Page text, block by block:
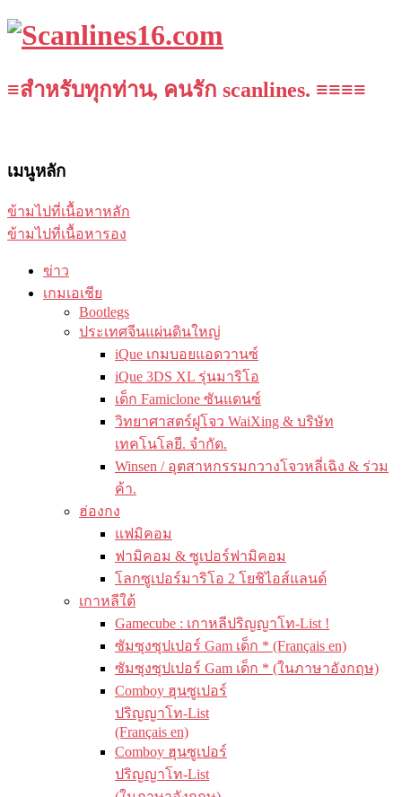
≡สำหรับทุกท่าน, คนรัก scanlines. ≡≡≡≡
เมนูหลัก
ข้ามไปที่เนื้อหาหลัก
ข้ามไปที่เนื้อหารอง
ข่าว
เกมเอเชีย
Bootlegs
ประเทศจีนแผ่นดินใหญ่
iQue เกมบอยแอดวานซ์
iQue 3DS XL รุ่นมาริโอ
เด็ก Famiclone ซันแดนซ์
วิทยาศาสตร์ฝูโจว WaiXing & บริษัท
เทคโนโลยี. จำกัด.
Winsen / อุตสาหกรรมกวางโจวหลี่เฉิง & ร่วม
ค้า.
ฮ่องกง
แฟมิคอม
ฟามิคอม & ซูเปอร์ฟามิคอม
โลกซูเปอร์มาริโอ 2 โยชิไอส์แลนด์
เกาหลีใต้
Gamecube : เกาหลีปริญญาโท-List !
ซัมซุงซุปเปอร์ Gam เด็ก * (Français en)
ซัมซุงซุปเปอร์ Gam เด็ก * (ในภาษาอังกฤษ)
Comboy ฮุนซูเปอร์
ปริญญาโท-List
(Français en)
Comboy ฮุนซูเปอร์
ปริญญาโท-List